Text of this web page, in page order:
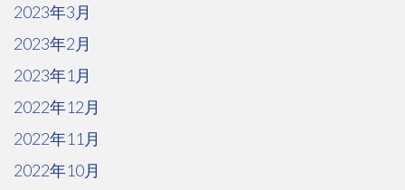
2023年3月
2023年2月
2023年1月
2022年12月
2022年11月
2022年10月